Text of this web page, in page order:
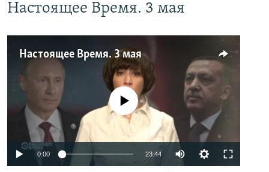
Настоящее Время. 3 мая
Настоящее Время. 3 мая
No media source currently available
0:00 23:44